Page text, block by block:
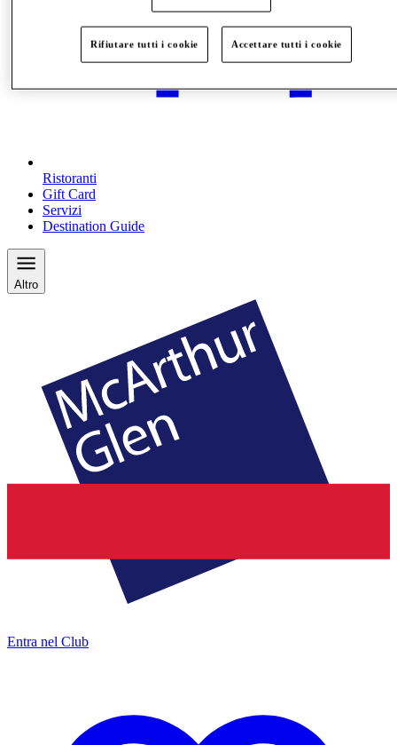
Ristoranti
Gift Card
Servizi
Destination Guide
Altro
Entra nel Club
Rifiutare tutti i cookie Accettare tutti i cookie